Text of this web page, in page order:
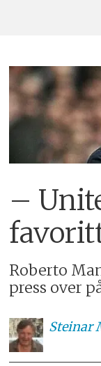
–
Roberto
press over
Steinar